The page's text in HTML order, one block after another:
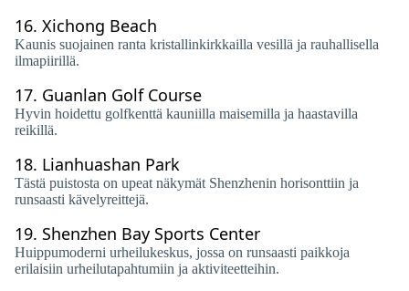
16. Xichong Beach
Kaunis suojainen ranta kristallinkirkkailla vesillä ja rauhallisella
ilmapiirillä.
17. Guanlan Golf Course
Hyvin hoidettu golfkenttä kauniilla maisemilla ja haastavilla
reikillä.
18. Lianhuashan Park
Tästä puistosta on upeat näkymät Shenzhenin horisonttiin ja
runsaasti kävelyreittejä.
19. Shenzhen Bay Sports Center
Huippumoderni urheilukeskus, jossa on runsaasti paikkoja
erilaisiin urheilutapahtumiin ja aktiviteetteihin.